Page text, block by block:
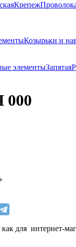
Крепеж
Козырьки и
элементыЗапятая
000
для интернет-